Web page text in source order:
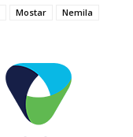
Mostar
Nemila